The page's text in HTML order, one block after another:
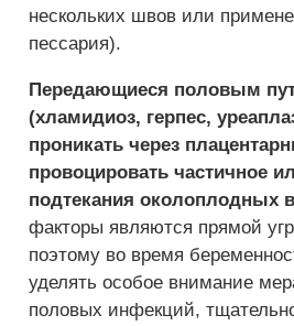
нескольких швов или
пессария).
Передающиеся половым
(хламидиоз, герпес,
проникать через
провоцировать частичное
подтекания околоплодных
факторы являются прямой
поэтому во время
уделять особое внимание
половых инфекций,